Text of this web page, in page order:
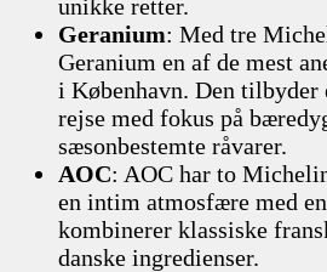
unikke retter.
Geranium: Med tre
Geranium en af de mest
i København. Den tilbyder
rejse med fokus på
sæsonbestemte råvarer.
AOC: AOC har to
en intim atmosfære med
kombinerer klassiske
danske ingredienser.